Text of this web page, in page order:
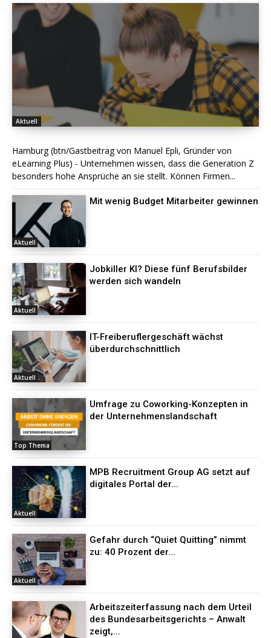
Aktuell
Hamburg (btn/Gastbeitrag von Manuel Epli, Gründer von
eLearning Plus) - Unternehmen wissen, dass die Generation Z
besonders hohe Ansprüche an sie stellt. Können Firmen...
Aktuell
Mit wenig Budget Mitarbeiter gewinnen
Aktuell
Jobkiller KI? Diese fünf Berufsbilder
werden sich wandeln
Aktuell
IT-Freiberuflergeschäft wächst
überdurchschnittlich
Top Thema
Umfrage zu Coworking-Konzepten in
der Unternehmenslandschaft
Aktuell
MPB Recruitment Group AG setzt auf
digitales Portal der...
Aktuell
Gefahr durch “Quiet Quitting” nimmt
zu: 40 Prozent der...
Arbeitszeiterfassung nach dem Urteil
des Bundesarbeitsgerichts – Anwalt
zeigt,...